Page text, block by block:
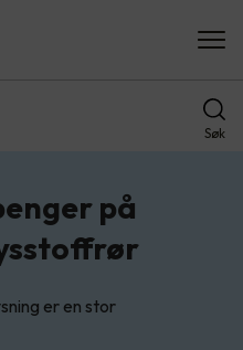
Søk
på
er en stor